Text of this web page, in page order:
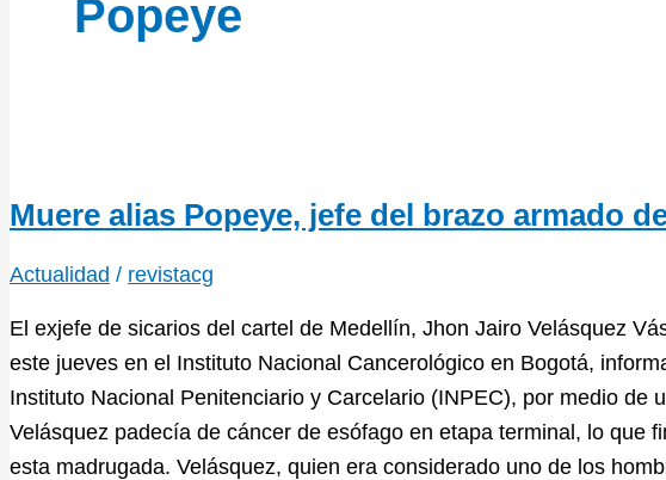
Popeye
Muere alias Popeye, jefe del brazo armado
Actualidad / revistacg
El exjefe de sicarios del cartel de Medellín, Jhon Jairo Velásquez
este jueves en el Instituto Nacional Cancerológico en Bogotá,
Instituto Nacional Penitenciario y Carcelario (INPEC), por medio de
Velásquez padecía de cáncer de esófago en etapa terminal, lo que
esta madrugada. Velásquez, quien era considerado uno de los